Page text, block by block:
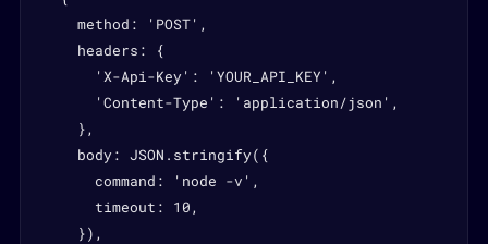
    method: 'POST',
    headers: {
      'X-Api-Key': 'YOUR_API_KEY',
      'Content-Type': 'application/json',
    },
    body: JSON.stringify({
      command: 'node -v',
      timeout: 10,
    }),